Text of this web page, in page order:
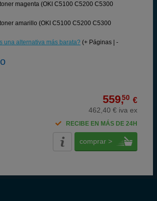
magenta (OKI C5100 C5200 C5300
amarillo (OKI C5100 C5200 C5300
una alternativa más barata? (+ Páginas | -
559,50 €
462,40 € iva ex
RECIBE EN MÁS DE 24H
comprar >